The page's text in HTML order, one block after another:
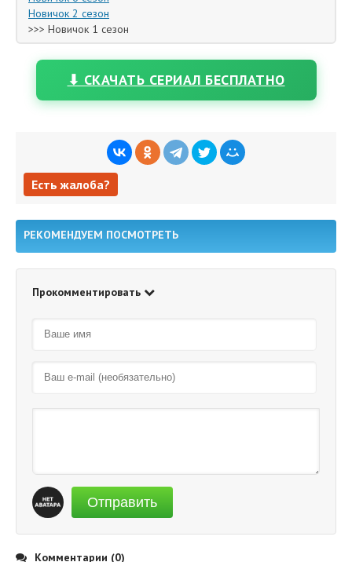
Новичок 2 сезон
>>> Новичок 1 сезон
⬇ СКАЧАТЬ СЕРИАЛ БЕСПЛАТНО
Есть жалоба?
РЕКОМЕНДУЕМ ПОСМОТРЕТЬ
Прокомментировать
Отправить
Комментарии (0)